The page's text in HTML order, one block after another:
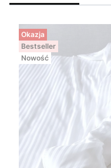
Okazja
Bestseller
Nowość